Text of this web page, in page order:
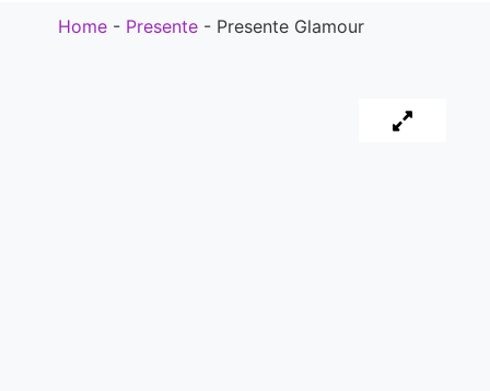
Home- Presente- Presente Glamour